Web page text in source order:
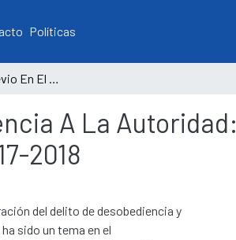
Políticas
Requerimiento Previo En El Delito De Desobediencia A La Autoridad: Aplicación En El Distrito Judicial De Tumbes 2017-2018
A La Autoridad:
2018
del delito de desobediencia y
sido un tema en el